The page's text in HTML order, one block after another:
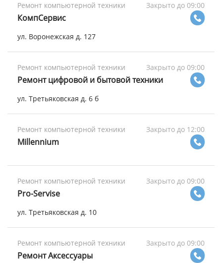
Ремонт компьютерной техники Закрыто до 09:00
КомпСервис
ул. Воронежская д. 127
Ремонт компьютерной техники Закрыто до 09:00
Ремонт цифровой и бытовой техники
ул. Третьяковская д. 6 б
Ремонт компьютерной техники Закрыто до 12:00
Millennium
Ремонт компьютерной техники Закрыто до 09:00
Pro-Servise
ул. Третьяковская д. 10
Ремонт компьютерной техники Закрыто до 09:00
Ремонт Аксессуары